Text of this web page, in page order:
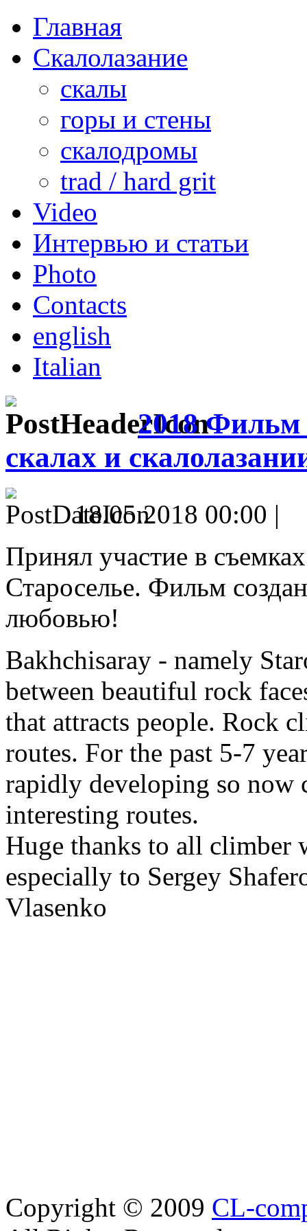
Главная
Скалолазание
скалы
горы и стены
скалодромы
trad / hard grit
Video
Интервью и статьи
Photo
Contacts
english
Italian
2018 Фильм
скалах и
18.05.2018 00:00 |
Принял участие в
Староселье. Фильм
любовью!
Bakhchisaray - namely
between beautiful rock
that attracts people. Rock
routes. For the past 5-7
rapidly developing so now
interesting routes.
Huge thanks to all climber
especially to Sergey
Vlasenko
Copyright © 2009 CL-